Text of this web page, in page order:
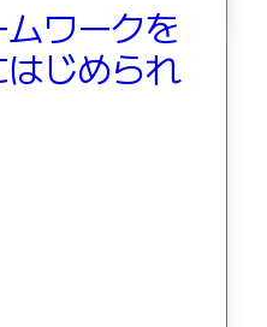
ワークを
じめられ